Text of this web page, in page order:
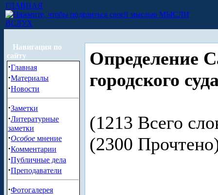
ГЛАВНАЯ
МЫСЛИ
ВСЛУХ
Навигация по
сайту
·Главная
·Материалы
·Новости
·Заметки
·Литературные
заметки
·Особое мнение
·Комментарии
·Публичные дела
·Преподаватели
·Фотогалерея
Определение
городского
(1213 Всего
(2300